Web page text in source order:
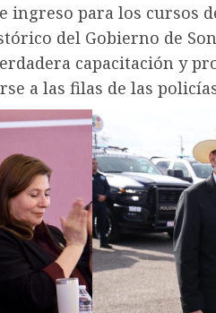
ingreso para los cursos
del Gobierno de
capacitación y
a las filas de las